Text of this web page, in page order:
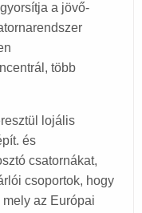
a jövő-
több
lojális
és
csatornákat,
csoportok, hogy
az Európai